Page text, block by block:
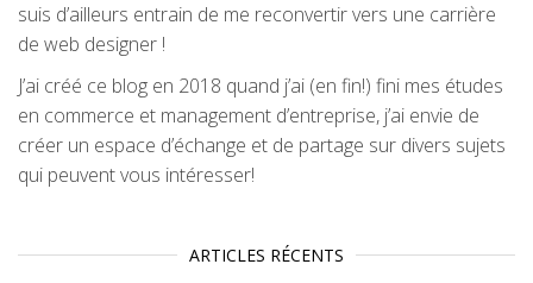
suis d’ailleurs entrain de me reconvertir vers une carrière
de web designer !
J’ai créé ce blog en 2018 quand j’ai (en fin!) fini mes études
en commerce et management d’entreprise, j’ai envie de
créer un espace d’échange et de partage sur divers sujets
qui peuvent vous intéresser!
ARTICLES RÉCENTS